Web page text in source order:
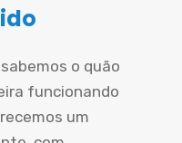
o quão
funcionando
um